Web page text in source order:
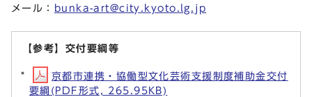
メール： bunka-art@city.kyoto.lg.jp
【参考】交付要綱等
京都市連携・協働型文化芸術支援制度補助金交付
要綱(PDF形式, 265.95KB)